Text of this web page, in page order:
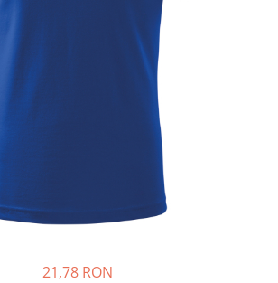
|
21,78 RON